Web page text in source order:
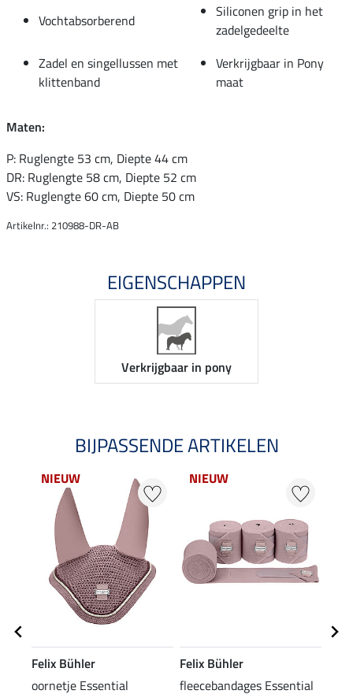
Vochtabsorberend
Siliconen grip in het
zadelgedeelte
Zadel en singellussen met
klittenband
Verkrijgbaar in Pony
maat
Maten:
P: Ruglengte 53 cm, Diepte 44 cm
DR: Ruglengte 58 cm, Diepte 52 cm
VS: Ruglengte 60 cm, Diepte 50 cm
Artikelnr.: 210988-DR-AB
EIGENSCHAPPEN
Verkrijgbaar in pony
BIJPASSENDE ARTIKELEN
NIEUW
Felix Bühler
oornetje Essential
NIEUW
Felix Bühler
fleecebandages Essential